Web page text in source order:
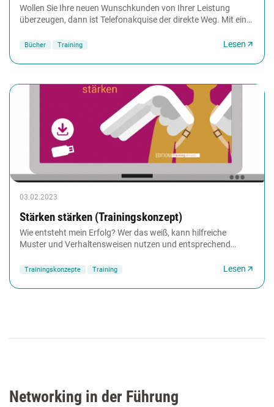
Wollen Sie Ihre neuen Wunschkunden von Ihrer Leistung
überzeugen, dann ist Telefonakquise der direkte Weg. Mit ein
Bücher Training Lesen
03.02.2023
Stärken stärken (Trainingskonzept)
Wie entsteht mein Erfolg? Wer das weiß, kann hilfreiche
Muster und Verhaltensweisen nutzen und entsprechend
Trainingskonzepte Training Lesen
Networking in der Führung